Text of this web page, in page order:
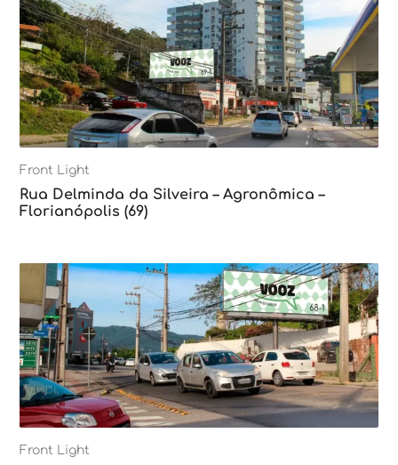
Front Light
Rua Delminda da Silveira – Agronômica –
Florianópolis (69)
Front Light